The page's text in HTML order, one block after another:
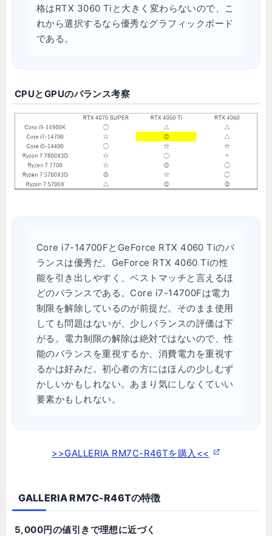
格はRTX 3060 Tiと大きく変わらないので、こ
れから選択するなら優秀なグラフィックボード
である。
CPUとGPUのバランス考察
Core i7-14700FとGeForce RTX 4060 Tiのバ
ランスは優秀だ。GeForce RTX 4060 Tiの性
能を引き出しやすく、ベストマッチと言えるほ
どのバランスである。Core i7-14700Fは電力
制限を解除しているのが前提だ。そのまま使用
しても問題はないが、少しバランスの評価は下
がる。電力制限の解除は絶対ではないので、性
能のバランスを重視するか、消費電力を重視す
るかは好みだ。初心者の方にはほんの少しむず
かしいかもしれない。あまり気にしなくていい
要素かもしれない。
>>GALLERIA RM7C-R46Tを購入<<
GALLERIA RM7C-R46Tの特徴
5,000円の値引きで理想に近づく